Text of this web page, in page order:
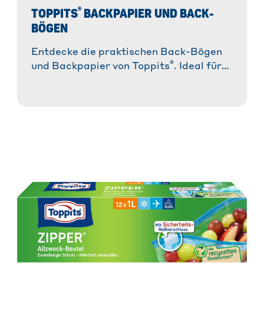
TOPPITS® BACKPAPIER UND BACK-
BÖGEN
Entdecke die praktischen Back-Bögen
und Backpapier von Toppits®. Ideal für